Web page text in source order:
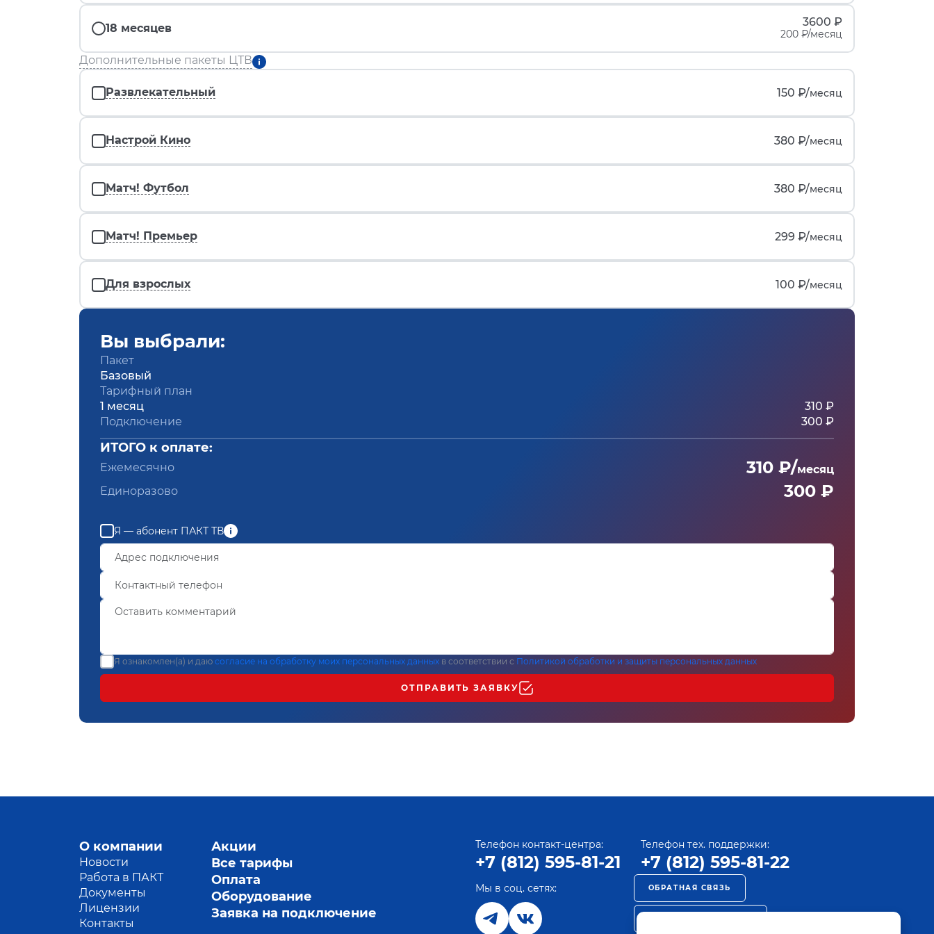
18 месяцев 3600 ₽
200 ₽/месяц
Дополнительные пакеты ЦТВ
Развлекательный 150 ₽/месяц
Настрой Кино 380 ₽/месяц
Матч! Футбол 380 ₽/месяц
Матч! Премьер 299 ₽/месяц
Для взрослых 100 ₽/месяц
Вы выбрали:
Пакет
Базовый
Тарифный план
1 месяц
310 ₽
Подключение
300 ₽
ИТОГО к оплате:
Ежемесячно 310 ₽/месяц
Единоразово
300 ₽
Я — абонент ПАКТ ТВ
Я ознакомлен(а) и даю согласие на обработку моих персональных данных в соответствии с Политикой обработки и защиты персональных данных
ОТПРАВИТЬ ЗАЯВКУ
О компании
Новости
Работа в ПАКТ
Документы
Лицензии
Контакты
Акции
Все тарифы
Оплата
Оборудование
Заявка на подключение
Телефон контакт-центра:
+7 (812) 595-81-21
Телефон тех. поддержки:
+7 (812) 595-81-22
Мы в соц. сетях: ОБРАТНАЯ СВЯЗЬ